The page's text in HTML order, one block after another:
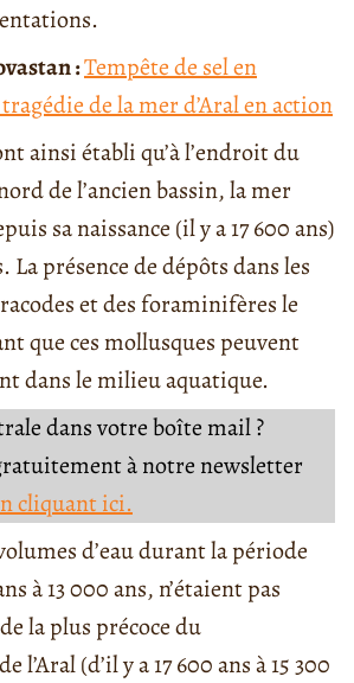
:Tempête de sel en
de la mer d’Aral en action
ainsi établi qu’à l’endroit du
de l’ancien bassin, la mer
sa naissance (il y a17 600ans)
La présence de dépôts dans les
et des foraminifères le
que ces mollusques peuvent
dans le milieu aquatique.
dans votre boîte mail ?
à notre newsletter
cliquant ici.
d’eau durant la période
à 13 000 ans, n’étaient pas
la plus précoce du
l’Aral (d’il y a 17600 ans à 15 300